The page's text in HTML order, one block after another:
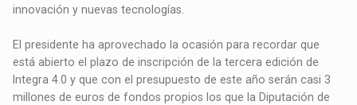
innovación y nuevas tecnologías.
El presidente ha aprovechado la ocasión para recordar que
está abierto el plazo de inscripción de la tercera edición de
Integra 4.0 y que con el presupuesto de este año serán casi 3
millones de euros de fondos propios los que la Diputación de